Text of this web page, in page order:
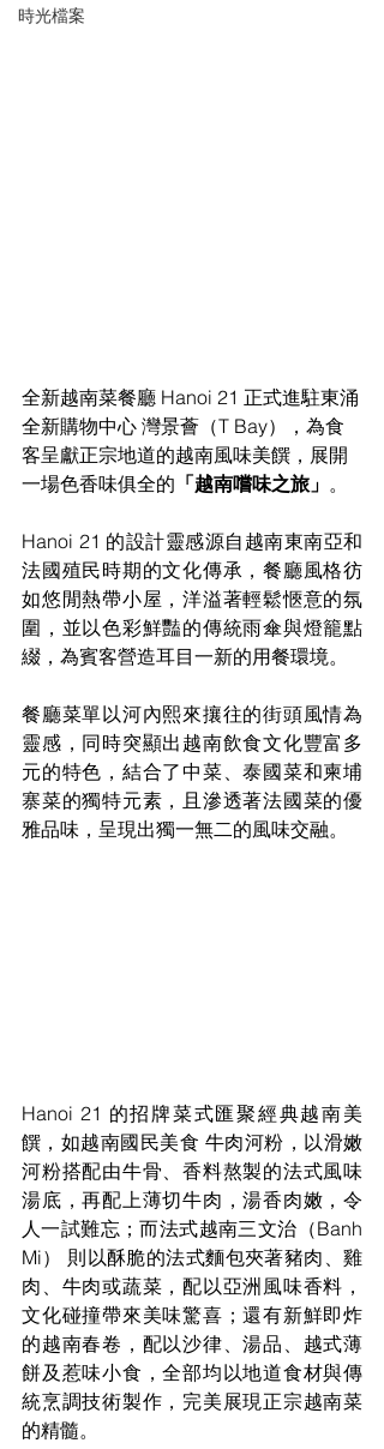
時光檔案
全新越南菜餐廳 Hanoi 21 正式進駐東涌
全新購物中心 灣景薈（T Bay），為食
客呈獻正宗地道的越南風味美饌，展開
一場色香味俱全的 「越南嚐味之旅」 。
Hanoi 21 的設計靈感源自越南東南亞和
法國殖民時期的文化傳承，餐廳風格彷
如悠閒熱帶小屋，洋溢著輕鬆愜意的氛
圍，並以色彩鮮豔的傳統雨傘與燈籠點
綴，為賓客營造耳目一新的用餐環境。
餐廳菜單以河內熙來攘往的街頭風情為
靈感，同時突顯出越南飲食文化豐富多
元的特色，結合了中菜、泰國菜和柬埔
寨菜的獨特元素，且滲透著法國菜的優
雅品味，呈現出獨一無二的風味交融。
Hanoi 21 的招牌菜式匯聚經典越南美
饌，如越南國民美食 牛肉河粉，以滑嫩
河粉搭配由牛骨、香料熬製的法式風味
湯底，再配上薄切牛肉，湯香肉嫩，令
人一試難忘；而法式越南三文治（Banh
Mi） 則以酥脆的法式麵包夾著豬肉、雞
肉、牛肉或蔬菜，配以亞洲風味香料，
文化碰撞帶來美味驚喜；還有新鮮即炸
的越南春卷，配以沙律、湯品、越式薄
餅及惹味小食，全部均以地道食材與傳
統烹調技術製作，完美展現正宗越南菜
的精髓。